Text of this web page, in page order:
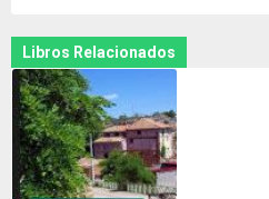
Libros Relacionados